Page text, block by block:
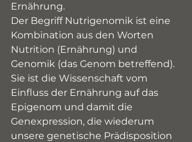
Ernährung.
Der Begriff Nutrigenomik ist eine
Kombination aus den Worten
Nutrition (Ernährung) und
Genomik (das Genom betreffend).
Sie ist die Wissenschaft vom
Einfluss der Ernährung auf das
Epigenom und damit die
Genexpression, die wiederum
unsere genetische Prädisposition